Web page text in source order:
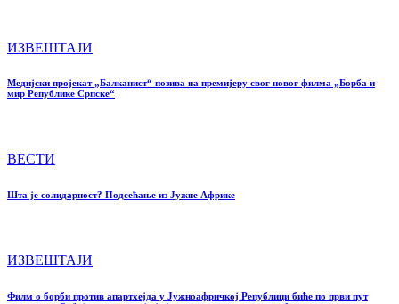
ИЗВЕШТАЈИ
Медијски пројекат „Балканист“ позива на премијеру свог новог филма „Борба и
мир Републике Српске“
ВЕСТИ
Шта је солидарност? Подсећање из Јужне Африке
ИЗВЕШТАЈИ
Филм о борби против апартхејда у Јужноафричкој Републици биће по први пут